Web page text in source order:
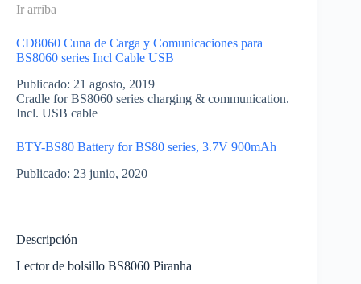
Ir arriba
CD8060 Cuna de Carga y Comunicaciones para
BS8060 series Incl Cable USB
Publicado: 21 agosto, 2019
Cradle for BS8060 series charging & communication.
Incl. USB cable
BTY-BS80 Battery for BS80 series, 3.7V 900mAh
Publicado: 23 junio, 2020
Descripción
Lector de bolsillo BS8060 Piranha